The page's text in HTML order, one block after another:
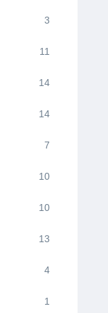
3
11
14
14
7
10
10
13
4
1